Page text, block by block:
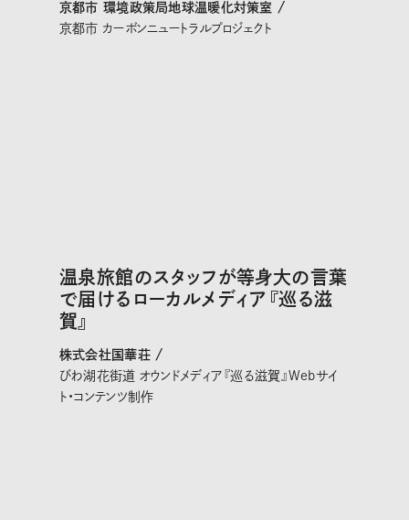
京都市 環境政策局地球温暖化対策室 /
京都市 カーボンニュートラルプロジェクト
温泉旅館のスタッフが等身大の言葉
で届けるローカルメディア『巡る滋
賀』
株式会社国華荘 /
びわ湖花街道 オウンドメディア『巡る滋賀』Webサイ
ト・コンテンツ制作